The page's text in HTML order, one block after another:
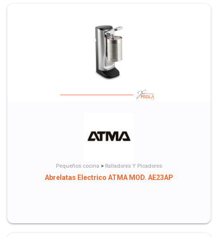
Pequeños cocina > Ralladores Y Picadores
Abrelatas Electrico ATMA MOD. AE23AP